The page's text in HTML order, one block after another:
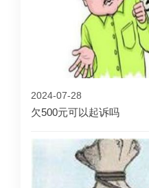
2024-07-28
欠500元可以起诉吗